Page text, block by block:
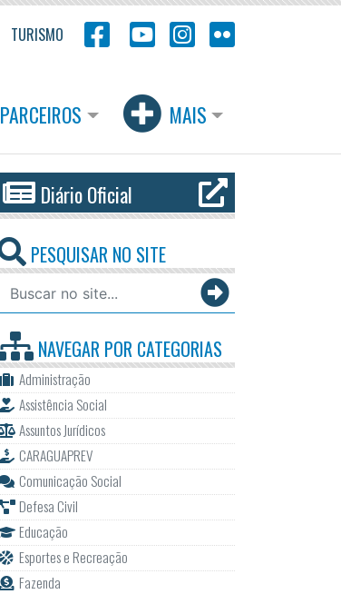
TURISMO
PARCEIROS MAIS
Diário Oficial
PESQUISAR NO SITE
NAVEGAR PORCATEGORIAS
Administração
Assistência Social
Assuntos Jurídicos
CARAGUAPREV
Comunicação Social
Defesa Civil
Educação
Esportes e Recreação
Fazenda